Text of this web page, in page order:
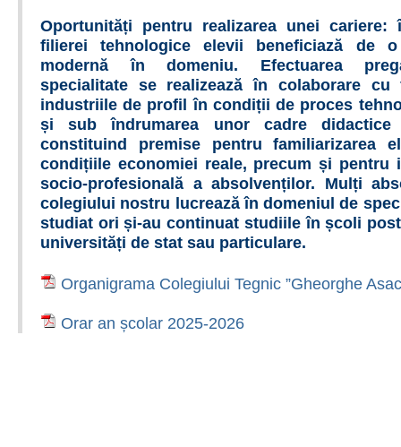
Oportunități pentru realizarea unei
filierei tehnologice elevii beneficiază de
modernă în domeniu. Efectuarea
specialitate se realizează în colaborare cu
industriile de profil în condiții de proces
și sub îndrumarea unor cadre didactice
constituind premise pentru familiarizarea
condițiile economiei reale, precum și pentru
socio-profesională a absolvenților. Mulți
colegiului nostru lucrează în domeniul de
studiat ori și-au continuat studiile în școli
universități de stat sau particulare.
Organigrama Colegiului Tegnic ”Gheorghe
Orar an școlar 2025-2026